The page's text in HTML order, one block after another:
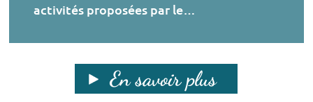
activités proposées par le…
En savoir plus